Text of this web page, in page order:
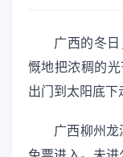
广西的冬
慨地把浓稠的
出门到太阳底下
广西柳州龙